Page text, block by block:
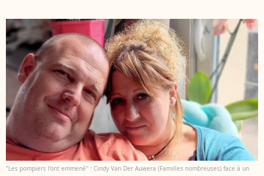
"Les pompiers l'ont emmené" : Cindy Van Der Auwera (Familles nombreuses) face à un